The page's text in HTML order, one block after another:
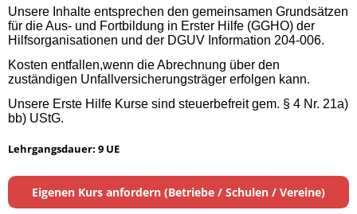
Unsere Inhalte entsprechen den gemeinsamen Grundsätzen
für die Aus- und Fortbildung in Erster Hilfe (GGHO) der
Hilfsorganisationen und der DGUV Information 204-006.
Kosten entfallen,wenn die Abrechnung über den
zuständigen Unfallversicherungsträger erfolgen kann.
Unsere Erste Hilfe Kurse sind steuerbefreit gem. § 4 Nr. 21a)
bb) UStG.
Lehrgangsdauer: 9 UE
Eigenen Kurs anfordern (Betriebe / Schulen / Vereine)